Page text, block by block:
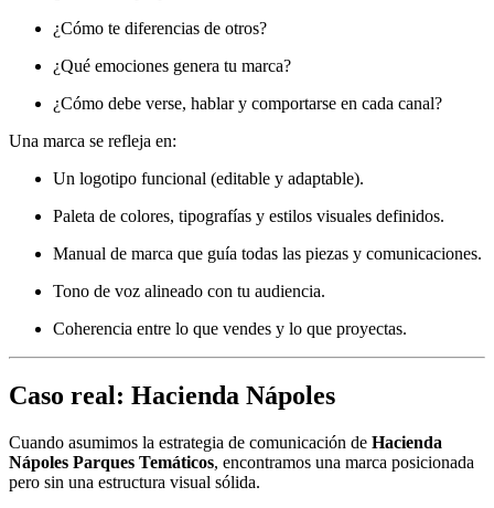
¿Cómo te diferencias de otros?
¿Qué emociones genera tu marca?
¿Cómo debe verse, hablar y comportarse en cada canal?
Una marca se refleja en:
Un logotipo funcional (editable y adaptable).
Paleta de colores, tipografías y estilos visuales definidos.
Manual de marca que guía todas las piezas y comunicaciones.
Tono de voz alineado con tu audiencia.
Coherencia entre lo que vendes y lo que proyectas.
Caso real: Hacienda Nápoles
Cuando asumimos la estrategia de comunicación de Hacienda
Nápoles Parques Temáticos, encontramos una marca posicionada
pero sin una estructura visual sólida.